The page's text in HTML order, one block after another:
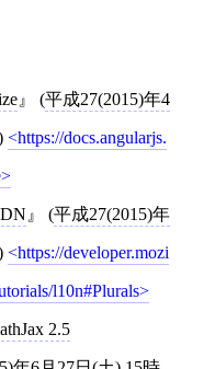
(平成27(2015)年4
https://docs.angularjs.
(平成27(2015)年
https://developer.mozi
l10n#Plurals
2.5